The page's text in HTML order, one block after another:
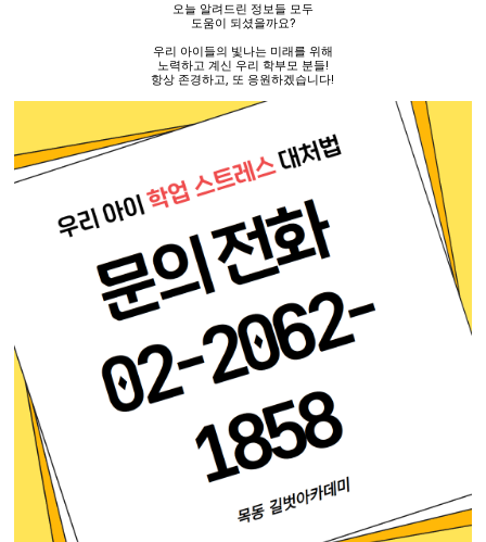
오늘 알려드린 정보들 모두
도움이 되셨을까요?
우리 아이들의 빛나는 미래를 위해
노력하고 계신 우리 학부모 분들!
항상 존경하고, 또 응원하겠습니다!